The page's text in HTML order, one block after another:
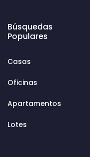
Búsquedas
Populares
Casas
Oficinas
Apartamentos
Lotes